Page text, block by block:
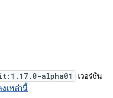
alpha01
เวอร์ชัน
เหล่านี้